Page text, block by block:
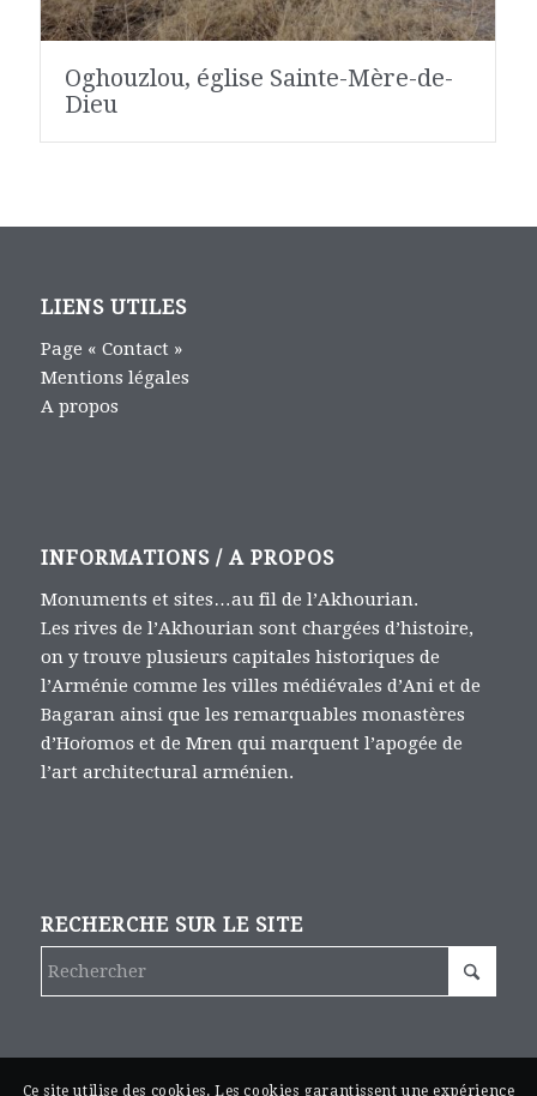
Oghouzlou, église Sainte-Mère-de-
Dieu
LIENS UTILES
Page « Contact »
Mentions légales
A propos
INFORMATIONS / A PROPOS
Monuments et sites…au fil de l’Akhourian.
Les rives de l’Akhourian sont chargées d’histoire,
on y trouve plusieurs capitales historiques de
l’Arménie comme les villes médiévales d’Ani et de
Bagaran ainsi que les remarquables monastères
d’Hoṙomos et de Mren qui marquent l’apogée de
l’art architectural arménien.
RECHERCHE SUR LE SITE
Ce site utilise des cookies. Les cookies garantissent une expérience